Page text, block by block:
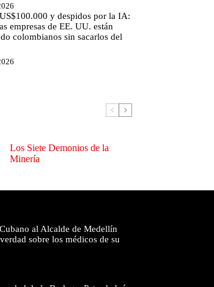
y despidos por la IA:
empresas de EE. UU. están
colombianos sin sacarlos del
Los Siete Demonios de la
Minería
al Alcalde de Medellín
sobre los médicos de su